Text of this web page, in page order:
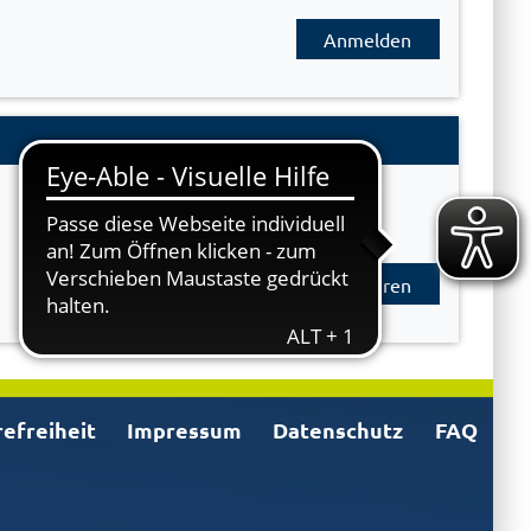
Anmelden
Registrieren
Impressum Datenschutz FAQ